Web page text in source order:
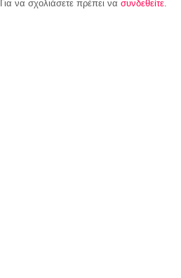
Για να σχολιάσετε πρέπει να συνδεθείτε.